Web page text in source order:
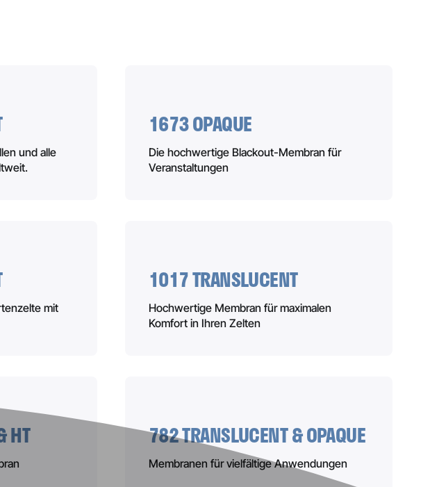
und alle
1673 OPAQUE
Die hochwertige Blackout-Membran für
Veranstaltungen
mit
1017 TRANSLUCENT
Hochwertige Membran für maximalen
Komfort in Ihren Zelten
HT 782 TRANSLUCENT & OPAQUE
Membranen für vielfältige Anwendungen